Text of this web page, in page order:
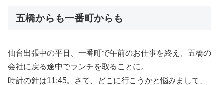
五橋からも一番町からも
仙台出張中の平日、一番町で午前のお仕事を終え、五橋の
会社に戻る途中でランチを取ることに。
時計の針は11:45。さて、どこに行こうかと悩みまして、